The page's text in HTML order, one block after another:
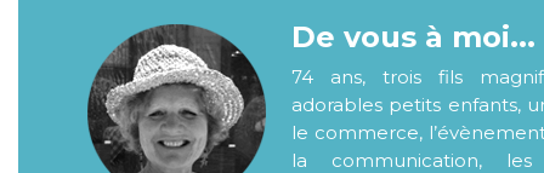
De vous à moi...
74 ans, trois fils
adorables petits enfants,
le commerce,
la communication,